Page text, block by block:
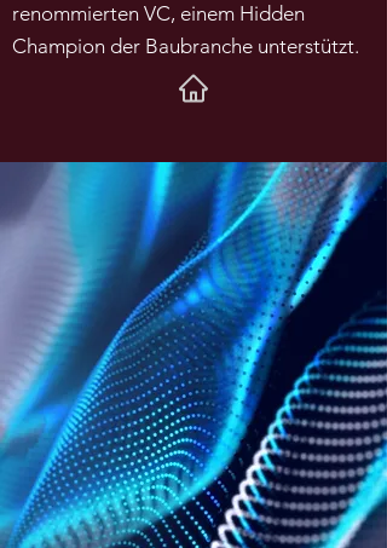
renommierten VC, einem Hidden
Champion der Baubranche unterstützt.